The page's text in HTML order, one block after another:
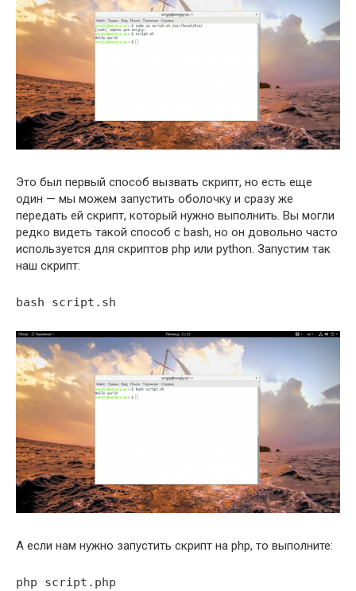
Это был первый способ вызвать скрипт, но есть еще
один — мы можем запустить оболочку и сразу же
передать ей скрипт, который нужно выполнить. Вы могли
редко видеть такой способ с bash, но он довольно часто
используется для скриптов php или python. Запустим так
наш скрипт:
bash script.sh
А если нам нужно запустить скрипт на php, то выполните:
php script.php